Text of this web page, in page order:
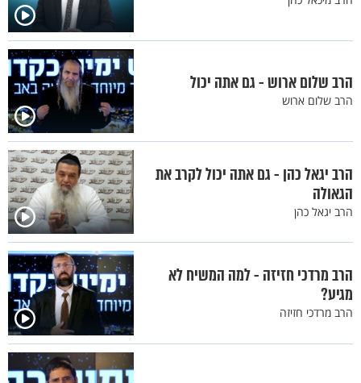
הרב שלום ארוש - גם אתה יכול
הרב שלום ארוש
הרב יגאל כהן - גם אתה יכול לקרב את
הגאולה
הרב יגאל כהן
הרב מרדכי חזיזה - למה המשיח לא
מגיע?
הרב מרדכי חזיזה